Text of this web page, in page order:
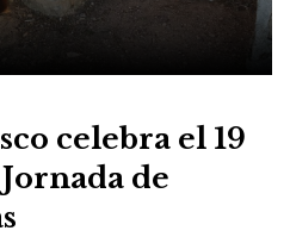
celebra el 19
de